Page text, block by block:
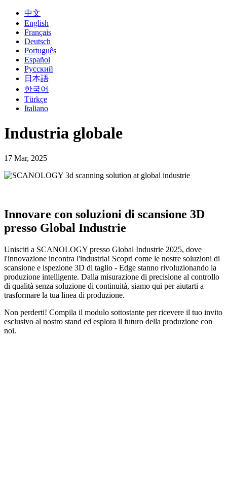
中文
English
Français
Deutsch
Português
Español
Русский
日本語
한국어
Türkçe
Italiano
Industria globale
17 Mar, 2025
Innovare con soluzioni di scansione 3D
presso Global Industrie
Unisciti a SCANOLOGY presso Global Industrie 2025, dove
l'innovazione incontra l'industria! Scopri come le nostre soluzioni di
scansione e ispezione 3D di taglio - Edge stanno rivoluzionando la
produzione intelligente. Dalla misurazione di precisione al controllo
di qualità senza soluzione di continuità, siamo qui per aiutarti a
trasformare la tua linea di produzione.
Non perderti! Compila il modulo sottostante per ricevere il tuo invito
esclusivo al nostro stand ed esplora il futuro della produzione con
noi.